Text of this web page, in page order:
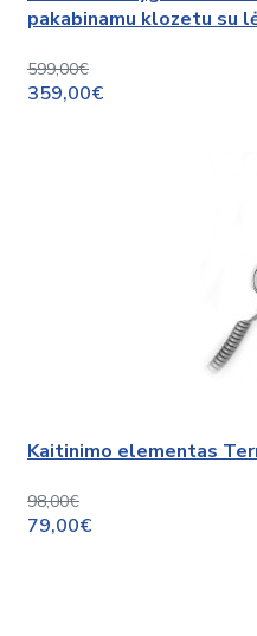
pakabinamu klozetu su
599,00€
359,00€
Kaitinimo elementas
98,00€
79,00€